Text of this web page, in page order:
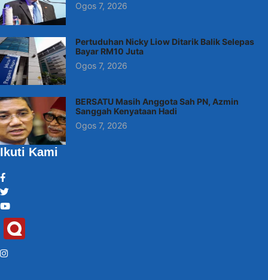
Ogos 7, 2026
Pertuduhan Nicky Liow Ditarik Balik Selepas
Bayar RM10 Juta
Ogos 7, 2026
BERSATU Masih Anggota Sah PN, Azmin
Sanggah Kenyataan Hadi
Ogos 7, 2026
Ikuti Kami